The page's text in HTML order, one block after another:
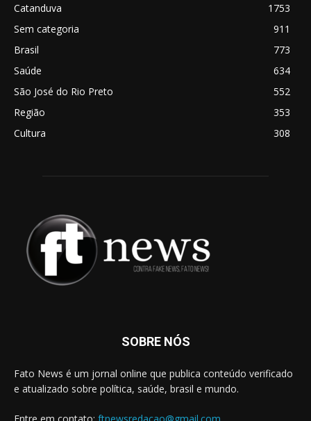
Catanduva
1753
Sem categoria
911
Brasil
773
Saúde
634
São José do Rio Preto
552
Região
353
Cultura
308
SOBRE NÓS
Fato News é um jornal online que publica conteúdo verificado
e atualizado sobre política, saúde, brasil e mundo.